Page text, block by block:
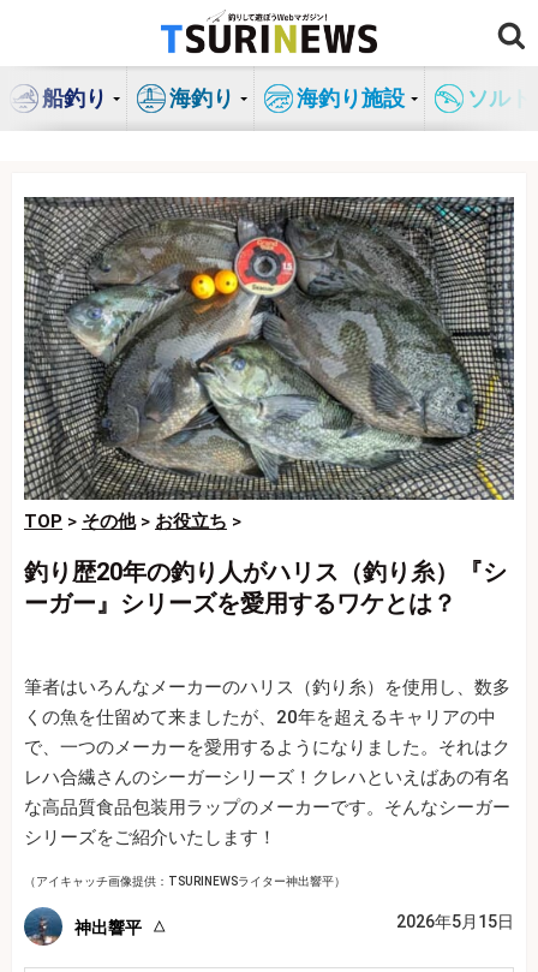
ン
船釣り 海釣り 海釣り施設 ソル
TOP > その他> お役立ち >
釣り歴20年の釣り人がハリス（釣り糸）『シ
ーガー』シリーズを愛用するワケとは？
筆者はいろんなメーカーのハリス（釣り糸）を使用し、数多
くの魚を仕留めて来ましたが、20年を超えるキャリアの中
で、一つのメーカーを愛用するようになりました。それはク
レハ合繊さんのシーガーシリーズ！クレハといえばあの有名
な高品質食品包装用ラップのメーカーです。そんなシーガー
シリーズをご紹介いたします！
（アイキャッチ画像提供：TSURINEWSライター神出響平）
神出響平 2026年5月15日